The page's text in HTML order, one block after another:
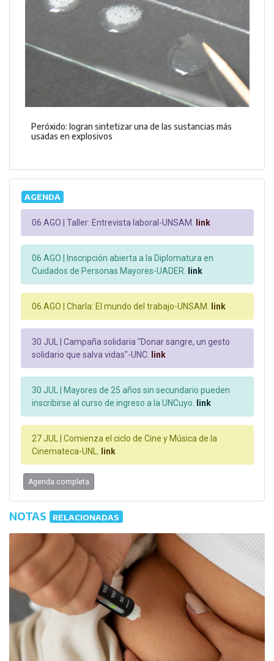
Peróxido: logran sintetizar una de las sustancias más
usadas en explosivos
AGENDA
06 AGO | Taller: Entrevista laboral-UNSAM. link
06 AGO | Inscripción abierta a la Diplomatura en
Cuidados de Personas Mayores-UADER. link
06 AGO | Charla: El mundo del trabajo-UNSAM. link
30 JUL | Campaña solidaria "Donar sangre, un gesto
solidario que salva vidas"-UNC. link
30 JUL | Mayores de 25 años sin secundario pueden
inscribirse al curso de ingreso a la UNCuyo. link
27 JUL | Comienza el ciclo de Cine y Música de la
Cinemateca-UNL.
link
Agenda completa
NOTAS RELACIONADAS